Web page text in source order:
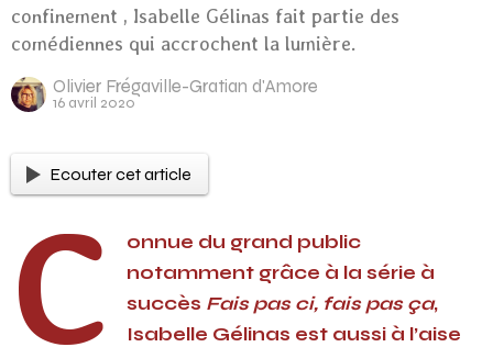
confinement , Isabelle Gélinas fait partie des
comédiennes qui accrochent la lumière.
Olivier Frégaville-Gratian d'Amore
16 avril 2020
Ecouter cet article
C
onnue du grand public
notamment grâce à la série à
succès Fais pas ci, fais pas ça,
Isabelle Gélinas est aussi à l’aise